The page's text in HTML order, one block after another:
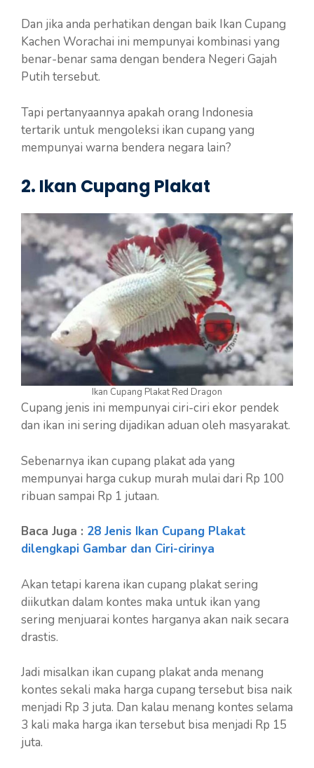
Dan jika anda perhatikan dengan baik Ikan Cupang
Kachen Worachai ini mempunyai kombinasi yang
benar-benar sama dengan bendera Negeri Gajah
Putih tersebut.
Tapi pertanyaannya apakah orang Indonesia
tertarik untuk mengoleksi ikan cupang yang
mempunyai warna bendera negara lain?
2. Ikan Cupang Plakat
Ikan Cupang Plakat Red Dragon
Cupang jenis ini mempunyai ciri-ciri ekor pendek
dan ikan ini sering dijadikan aduan oleh masyarakat.
Sebenarnya ikan cupang plakat ada yang
mempunyai harga cukup murah mulai dari Rp 100
ribuan sampai Rp 1 jutaan.
Baca Juga : 28 Jenis Ikan Cupang Plakat
dilengkapi Gambar dan Ciri-cirinya
Akan tetapi karena ikan cupang plakat sering
diikutkan dalam kontes maka untuk ikan yang
sering menjuarai kontes harganya akan naik secara
drastis.
Jadi misalkan ikan cupang plakat anda menang
kontes sekali maka harga cupang tersebut bisa naik
menjadi Rp 3 juta. Dan kalau menang kontes selama
3 kali maka harga ikan tersebut bisa menjadi Rp 15
juta.